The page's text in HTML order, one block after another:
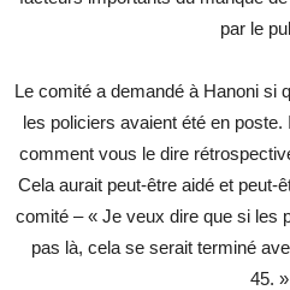
par le
Le comité a demandé à Hanoni si
les policiers avaient été en
comment vous le dire
Cela aurait peut-être aidé et peut-
comité – « Je veux dire que si les
pas là, cela se serait terminé
45. »